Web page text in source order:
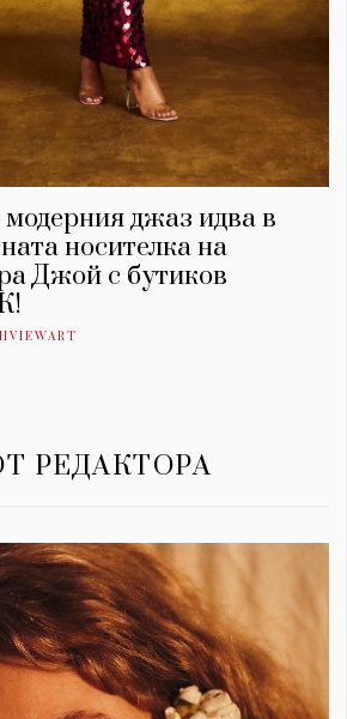
джаз идва в
носителка на
Джой с бутиков
РЕДАКТОРА